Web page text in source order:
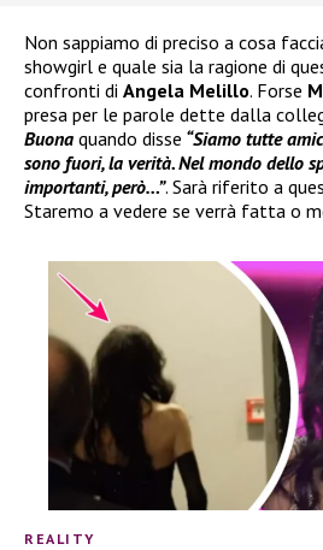
Non sappiamo di preciso a cosa
showgirl e quale sia la ragione di
confronti di Angela Melillo. Forse
presa per le parole dette dalla
Buona quando disse “Siamo tutte
sono fuori, la verità. Nel mondo dello
importanti, però…”. Sarà riferito a
Staremo a vedere se verrà fatta o
REALITY